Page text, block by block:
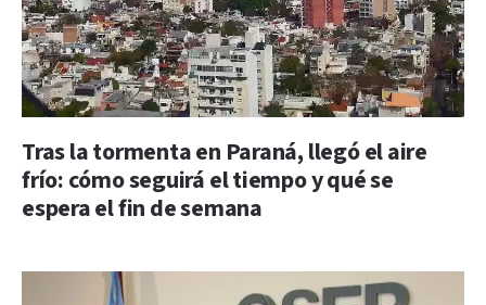
Tras la tormenta en Paraná, llegó el aire
frío: cómo seguirá el tiempo y qué se
espera el fin de semana